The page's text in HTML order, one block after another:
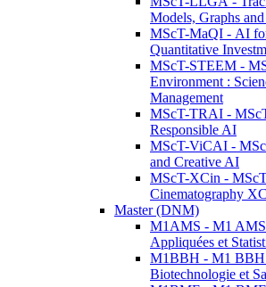
Models, Graphs
MScT-MaQI - AI
Quantitative
MScT-STEEM -
Environment :
Management
MScT-TRAI -
Responsible AI
MScT-ViCAI -
and Creative AI
MScT-XCin -
Cinematography
Master (DNM)
M1AMS - M1 AMS
Appliquées et
M1BBH - M1 BBH
Biotechnologie et